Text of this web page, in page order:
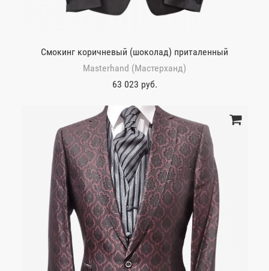
Смокинг коричневый (шоколад) приталенный
Masterhand (Мастерханд)
63 023 руб.